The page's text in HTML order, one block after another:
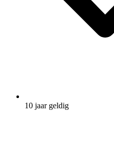
10 jaar geldig